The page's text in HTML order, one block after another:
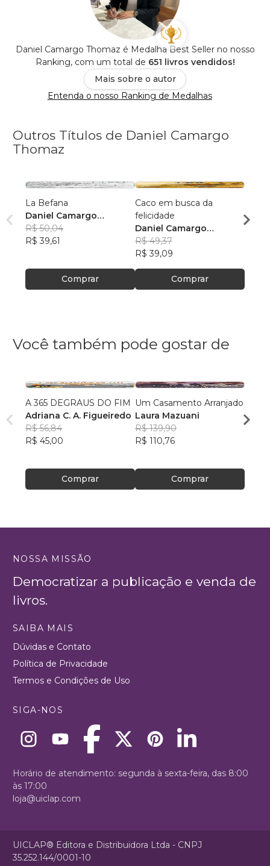
Daniel Camargo Thomaz é Medalha Best Seller no nosso
Ranking, com um total de 651 livros vendidos!
Mais sobre o autor
Entenda o nosso Ranking de Medalhas
Outros Títulos de Daniel Camargo
Thomaz
La Befana
Daniel Camargo
Thomaz
R$ 50,04
R$ 39,61
Comprar
Caco em busca da
felicidade
Daniel Camargo
Thomaz
R$ 49,37
R$ 39,09
Comprar
R$
Você também pode gostar de
A 365 DEGRAUS DO FIM
Adriana C. A. Figueiredo
R$ 56,84
R$ 45,00
Comprar
Um Casamento Arranjado
Laura Mazuani
R$ 139,90
R$ 110,76
Comprar
R$
NOSSA MISSÃO
Democratizar a publicação e venda de
livros.
SAIBA MAIS
Dúvidas e Contato
Política de Privacidade
Termos e Condições de Uso
SIGA-NOS
Horário de atendimento: segunda à sexta-feira, das 8:00
às 17:00
loja@uiclap.com
UICLAP® Editora e Distribuidora Ltda - CNPJ
35.252.144/0001-10